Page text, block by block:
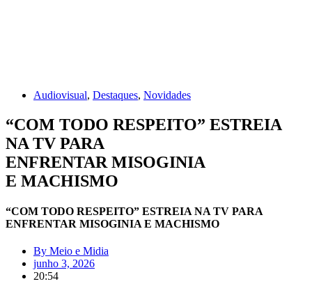
Audiovisual, Destaques, Novidades
“COM TODO RESPEITO” ESTREIA
NA TV PARA
ENFRENTAR MISOGINIA
E MACHISMO
“COM TODO RESPEITO” ESTREIA NA TV PARA
ENFRENTAR MISOGINIA E MACHISMO
By Meio e Midia
junho 3, 2026
20:54